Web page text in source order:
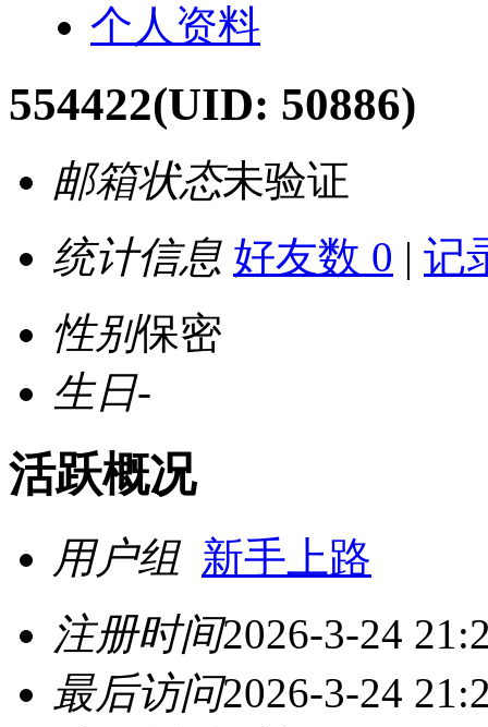
个人资料
554422(UID: 50886)
邮箱状态未验证
统计信息 好友数 0 | 记
性别保密
生日-
活跃概况
用户组 新手上路
注册时间2026-3-24
最后访问2026-3-24